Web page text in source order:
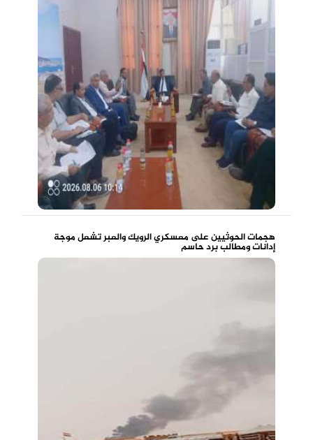
هجمات الحوثيين على معسكري الرويك والعبر تشعل موجة
إدانات ومطالب برد حاسم